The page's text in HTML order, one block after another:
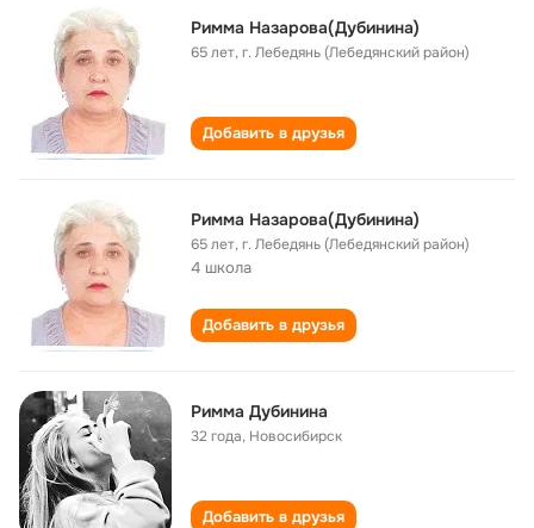
Римма Назарова(Дубинина)
65 лет,г. Лебедянь (Лебедянский район)
Добавить в друзья
Римма Назарова(Дубинина)
65 лет,г. Лебедянь (Лебедянский район)
4 школа
Добавить в друзья
Римма Дубинина
32 года, Новосибирск
Добавить в друзья